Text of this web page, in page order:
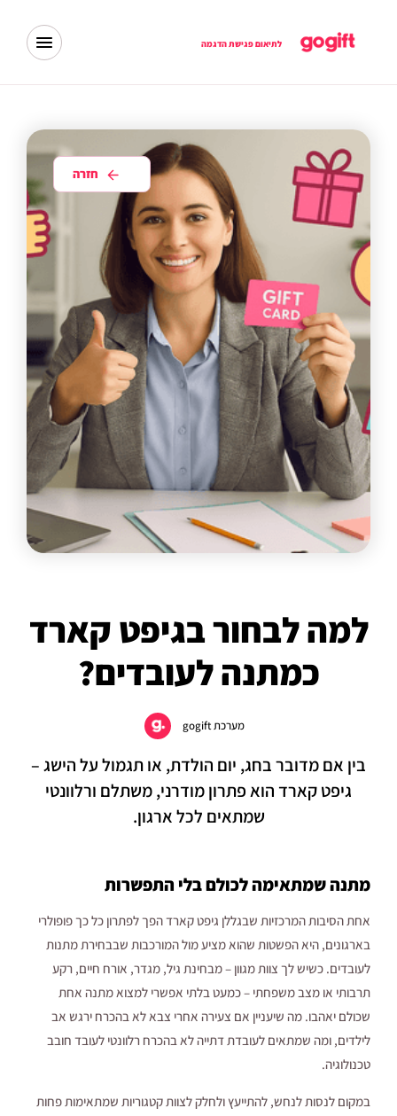
לתיאום פגישת הדגמה
חזרה
למה לבחור בגיפט קארד
כמתנה לעובדים?
מערכת gogift
בין אם מדובר בחג, יום הולדת, או תגמול על הישג –
גיפט קארד הוא פתרון מודרני, משתלם ורלוונטי
שמתאים לכל ארגון.
מתנה שמתאימה לכולם בלי התפשרות
אחת הסיבות המרכזיות שבגללן גיפט קארד הפך לפתרון כל כך פופולרי
בארגונים, היא הפשטות שהוא מציע מול המורכבות שבבחירת מתנות
לעובדים. כשיש לך צוות מגוון – מבחינת גיל, מגדר, אורח חיים, רקע
תרבותי או מצב משפחתי – כמעט בלתי אפשרי למצוא מתנה אחת
שכולם יאהבו. מה שיעניין אם צעירה אחרי צבא לא בהכרח ירגש אב
לילדים, ומה שמתאים לעובדת דתייה לא בהכרח רלוונטי לעובד חובב
טכנולוגיה.
במקום לנסות לנחש, להתייעץ ולחלק לצוות קטגוריות שמתאימות פחות